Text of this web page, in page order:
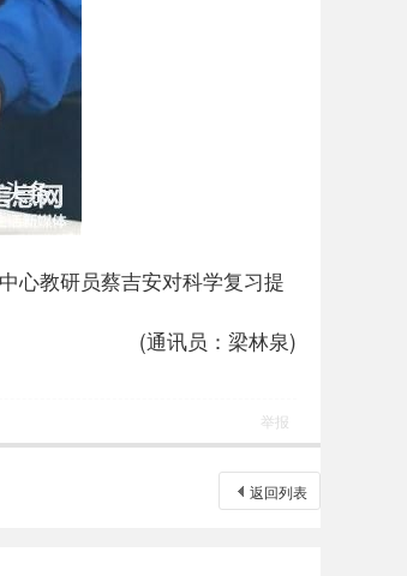
心教研员蔡吉安对科学复习提
(通讯员：梁林泉)
举报
返回列表